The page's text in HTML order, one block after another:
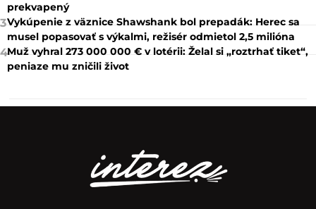
prekvapený
3Vykúpenie z väznice Shawshank bol prepadák: Herec sa
musel popasovať s výkalmi, režisér odmietol 2,5 milióna
4Muž vyhral 273 000 000 € v lotérii: Želal si „roztrhať tiket“,
peniaze mu zničili život